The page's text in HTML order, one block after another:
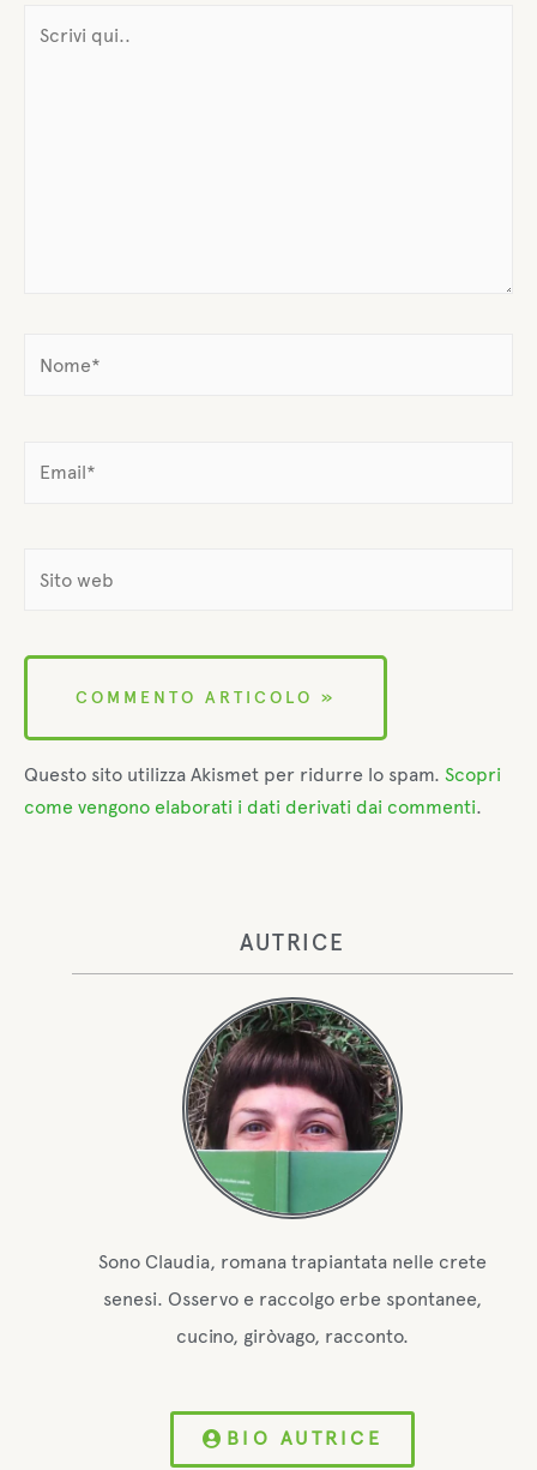
Questo sito utilizza Akismet per ridurre lo spam. Scopri
come vengono elaborati i dati derivati dai commenti.
AUTRICE
Sono Claudia, romana trapiantata nelle crete
senesi. Osservo e raccolgo erbe spontanee,
cucino, giròvago, racconto.
BIO AUTRICE